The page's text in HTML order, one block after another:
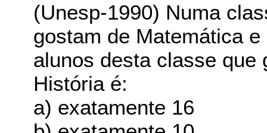
(Unesp-1990) Numa
gostam de Matemática
alunos desta classe que
História é:
a) exatamente 16